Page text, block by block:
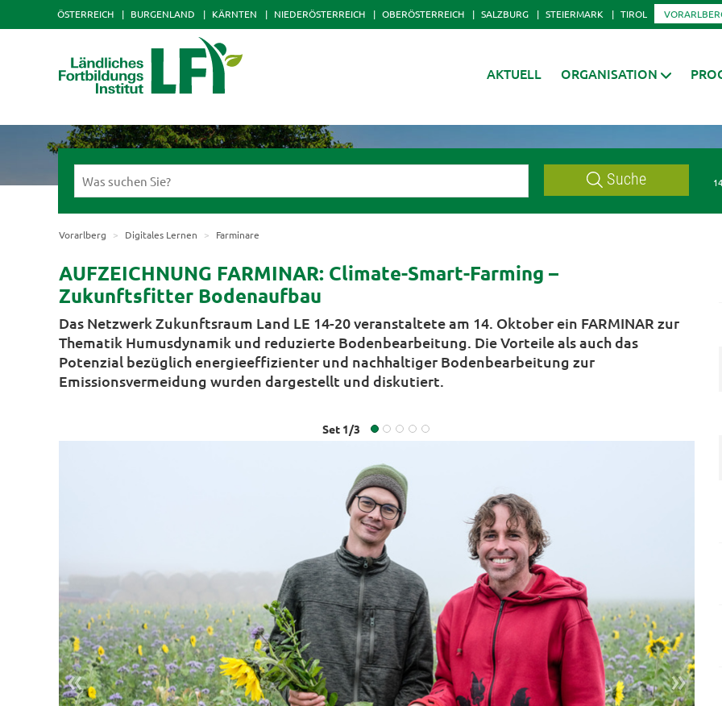
ÖSTERREICH BURGENLAND KÄRNTEN NIEDERÖSTERREICH OBERÖSTERREICH SALZBURG STEIERMARK TIROL
AKTUELL ORGANISATION
Suche
Vorarlberg Digitales Lernen Farminare
AUFZEICHNUNG FARMINAR: Climate-Smart-Farming –
Zukunftsfitter Bodenaufbau
Das Netzwerk Zukunftsraum Land LE 14-20 veranstaltete am 14. Oktober ein FARMINAR zur
Thematik Humusdynamik und reduzierte Bodenbearbeitung. Die Vorteile als auch das
Potenzial bezüglich energieeffizienter und nachhaltiger Bodenbearbeitung zur
Emissionsvermeidung wurden dargestellt und diskutiert.
Set 1/3
« »